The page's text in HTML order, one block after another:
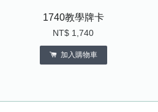
1740教學牌卡
NT$ 1,740
加入購物車